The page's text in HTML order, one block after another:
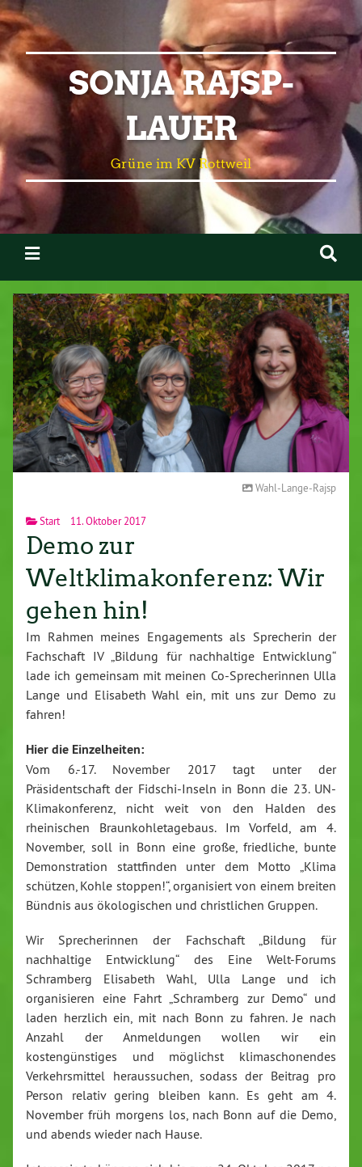
SONJA RAJSP-
LAUER
Grüne im KV Rottweil
Wahl-Lange-Rajsp
Start 11. Oktober 2017
Demo zur
Weltklimakonferenz: Wir
gehen hin!
Im Rahmen meines Engagements als Sprecherin der
Fachschaft IV „Bildung für nachhaltige Entwicklung“
lade ich gemeinsam mit meinen Co-Sprecherinnen Ulla
Lange und Elisabeth Wahl ein, mit uns zur Demo zu
fahren!
Hier die Einzelheiten:
Vom 6.-17. November 2017 tagt unter der
Präsidentschaft der Fidschi-Inseln in Bonn die 23. UN-
Klimakonferenz, nicht weit von den Halden des
rheinischen Braunkohletagebaus. Im Vorfeld, am 4.
November, soll in Bonn eine große, friedliche, bunte
Demonstration stattfinden unter dem Motto „Klima
schützen, Kohle stoppen!“, organisiert von einem breiten
Bündnis aus ökologischen und christlichen Gruppen.
Wir Sprecherinnen der Fachschaft „Bildung für
nachhaltige Entwicklung“ des Eine Welt-Forums
Schramberg Elisabeth Wahl, Ulla Lange und ich
organisieren eine Fahrt „Schramberg zur Demo“ und
laden herzlich ein, mit nach Bonn zu fahren. Je nach
Anzahl der Anmeldungen wollen wir ein
kostengünstiges und möglichst klimaschonendes
Verkehrsmittel heraussuchen, sodass der Beitrag pro
Person relativ gering bleiben kann. Es geht am 4.
November früh morgens los, nach Bonn auf die Demo,
und abends wieder nach Hause.